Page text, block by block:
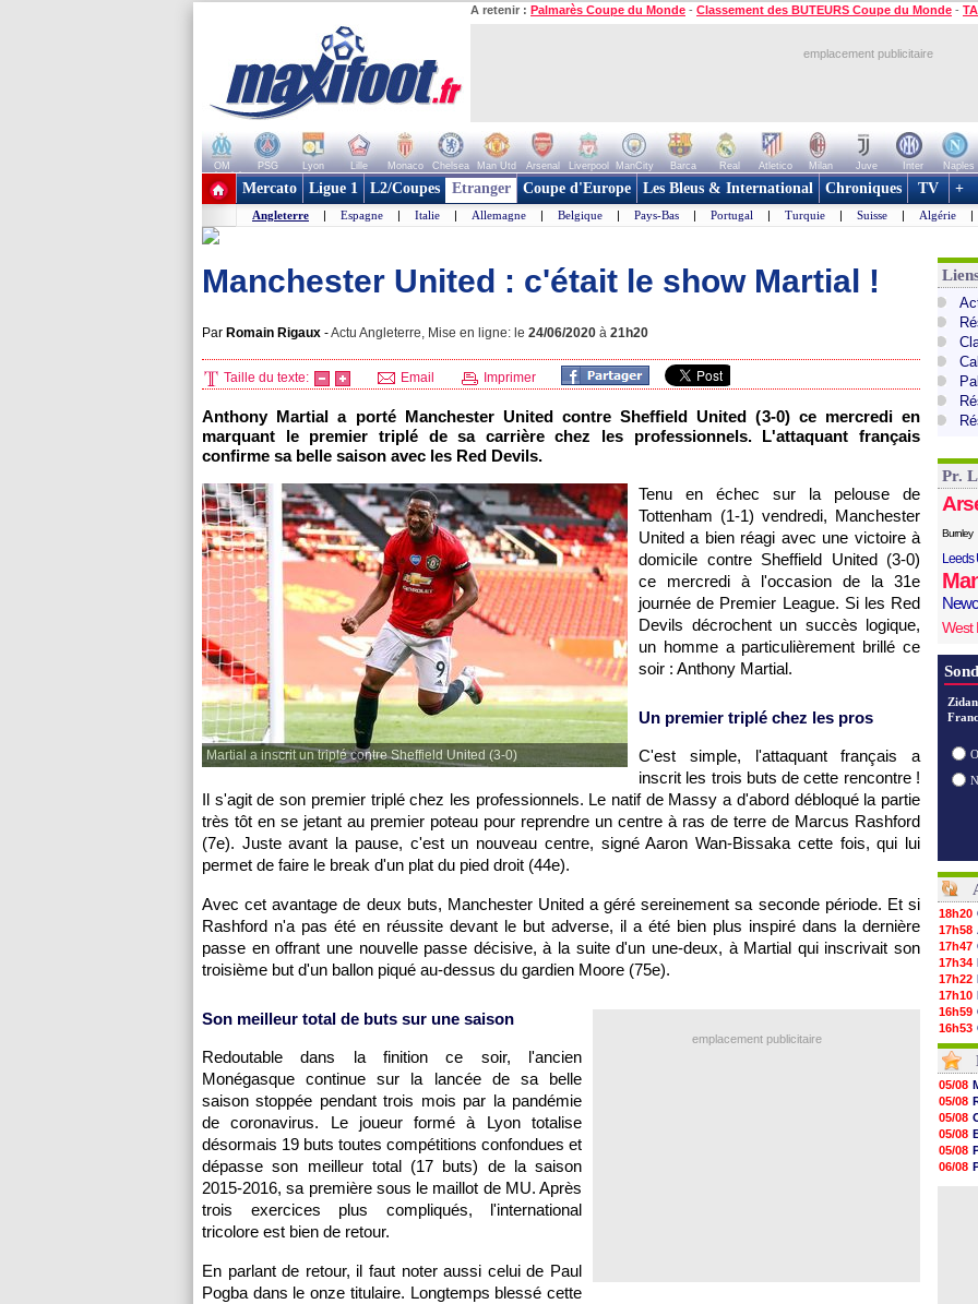
A retenir : Palmarès Coupe du Monde - Classement des BUTEURS Coupe du Monde -
emplacement publicitaire
OM PSG Lyon Lille Monaco Chelsea Man Utd Arsenal Liverpool ManCity Barca Real Atletico Milan Juve Inter Naples
+ de clubs
Mercato Ligue 1 L2/Coupes Etranger Coupe d'Europe Les Bleus & International Chroniques TV +
Angleterre | Espagne | Italie | Allemagne | Belgique | Pays-Bas | Portugal | Turquie | Suisse | Algérie |
Manchester United : c'était le show Martial !
Par Romain Rigaux -Actu Angleterre, Mise en ligne: le 24/06/2020 à 21h20
Taille du texte: Email Imprimer
Anthony Martial a porté Manchester United contre Sheffield United (3-0) ce mercredi en
marquant le premier triplé de sa carrière chez les professionnels. L'attaquant français
confirme sa belle saison avec les Red Devils.
Martial a inscrit un triplé contre Sheffield United (3-0)
Tenu en échec sur la pelouse de
Tottenham (1-1) vendredi, Manchester
United a bien réagi avec une victoire à
domicile contre Sheffield United (3-0)
ce mercredi à l'occasion de la 31e
journée de Premier League. Si les Red
Devils décrochent un succès logique,
un homme a particulièrement brillé ce
soir : Anthony Martial.
Un premier triplé chez les pros
C'est simple, l'attaquant français a
inscrit les trois buts de cette rencontre !
Il s'agit de son premier triplé chez les professionnels. Le natif de Massy a d'abord débloqué la partie
très tôt en se jetant au premier poteau pour reprendre un centre à ras de terre de Marcus Rashford
(7e). Juste avant la pause, c'est un nouveau centre, signé Aaron Wan-Bissaka cette fois, qui lui
permet de faire le break d'un plat du pied droit (44e).
Avec cet avantage de deux buts, Manchester United a géré sereinement sa seconde période. Et si
Rashford n'a pas été en réussite devant le but adverse, il a été bien plus inspiré dans la dernière
passe en offrant une nouvelle passe décisive, à la suite d'un une-deux, à Martial qui inscrivait son
troisième but d'un ballon piqué au-dessus du gardien Moore (75e).
emplacement publicitaire
Son meilleur total de buts sur une saison
Redoutable dans la finition ce soir, l'ancien
Monégasque continue sur la lancée de sa belle
saison stoppée pendant trois mois par la pandémie
de coronavirus. Le joueur formé à Lyon totalise
désormais 19 buts toutes compétitions confondues et
dépasse son meilleur total (17 buts) de la saison
2015-2016, sa première sous le maillot de MU. Après
trois exercices plus compliqués, l'international
tricolore est bien de retour.
En parlant de retour, il faut noter aussi celui de Paul
Pogba dans le onze titulaire. Longtemps blessé cette
Pr.
Burnley
Leeds
West
18h20
17h58
17h47
17h34
17h22
17h10
16h59
16h53
16h45
16h34
16h21
16h04
15h50
15h40
15h18
15h01
14h46
05/08
05/08
05/08
05/08
05/08
06/08